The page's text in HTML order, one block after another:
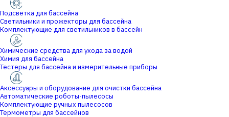
Подсветка для бассейна
Светильники и прожекторы для бассейна
Комплектующие для светильников в бассейн
Химические средства для ухода за водой
Химия для бассейна
Тестеры для бассейна и измерительные приборы
Аксессуары и оборудование для очистки бассейна
Автоматические роботы-пылесосы
Комплектующие ручных пылесосов
Термометры для бассейнов